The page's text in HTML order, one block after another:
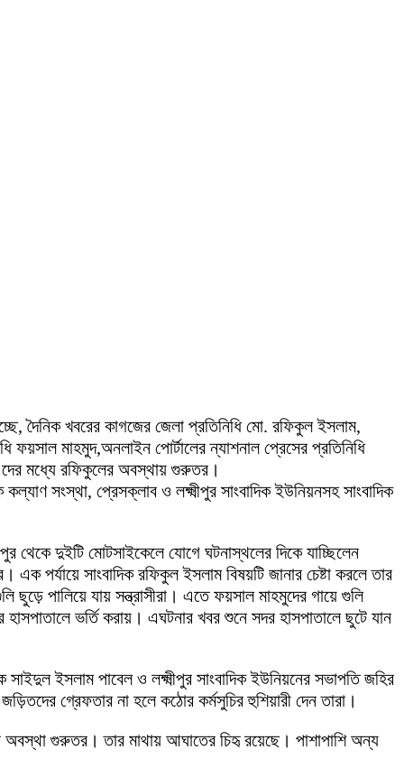
দৈনিক খবরের কাগজের জেলা প্রতিনিধি মো. রফিকুল ইসলাম,
ফয়সাল মাহমুদ,অনলাইন পোর্টালের ন্যাশনাল প্রেসের প্রতিনিধি
মধ্যে রফিকুলের অবস্থায় গুরুতর।
সংস্থা, প্রেসক্লাব ও লক্ষ্মীপুর সাংবাদিক ইউনিয়নসহ সাংবাদিক
থেকে দুইটি মোটসাইকেলে যোগে ঘটনাস্থলের দিকে যাচ্ছিলেন
পর্যায়ে সাংবাদিক রফিকুল ইসলাম বিষয়টি জানার চেষ্টা করলে তার
ছুড়ে পালিয়ে যায় সন্ত্রাসীরা। এতে ফয়সাল মাহমুদের গায়ে গুলি
ভর্তি করায়। এঘটনার খবর শুনে সদর হাসপাতালে ছুটে যান
সাইদুল ইসলাম পাবেল ও লক্ষ্মীপুর সাংবাদিক ইউনিয়নের সভাপতি জহির
গ্রেফতার না হলে কঠোর কর্মসুচির হুশিয়ারী দেন তারা।
গুরুতর। তার মাথায় আঘাতের চিহৃ রয়েছে। পাশাপাশি অন্য